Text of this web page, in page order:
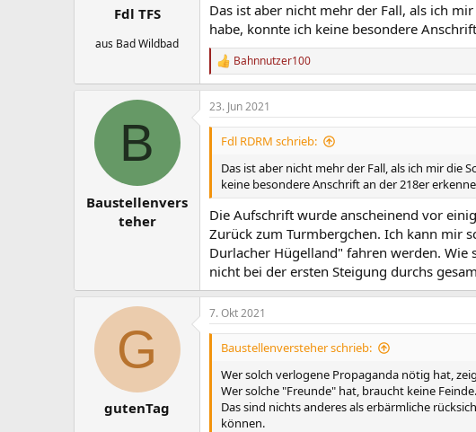
Fdl TFS
aus Bad Wildbad
Das ist aber nicht mehr der Fall, als ich
habe, konnte ich keine besondere
R
e
a
k
t
n
:
Bahnnutzer100
B
Baustellenvers
teher
23. Jun 2021
Fdl RDRM schrieb:
Das ist aber nicht mehr der Fall, als ich mir die
keine besondere Anschrift an der 218er
Die Aufschrift wurde anscheinend vor
Zurück zum Turmbergchen. Ich kann mir
Durlacher Hügelland" fahren werden.
nicht bei der ersten Steigung durchs
G
gutenTag
7. Okt 2021
Baustellenversteher schrieb:
Wer solch verlogene Propaganda nötig hat,
Wer solche "Freunde" hat, braucht keine Feinde.
Das sind nichts anderes als erbärmliche
können.